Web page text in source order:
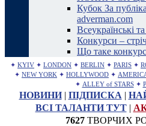
Кубок За
adverman.com
Всеукраїнські
Конкурси –
Що таке конкурс
✦ KYIV ✦ LONDON ✦ BERLIN ✦ PARIS ✦
✦ NEW YORK ✦ HOLLYWOOD ✦
✦ ALLEY of STARS ✦
НОВИНИ| ПІДПИСКА |
ВСІ ТАЛАНТИ ТУТ|
7627ТВОРЧИХ